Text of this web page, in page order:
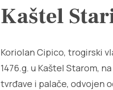
Kaštel
Koriolan Cipico, trogirski
1476.g. u Kaštel Starom,
tvrđave i palače, odvojen